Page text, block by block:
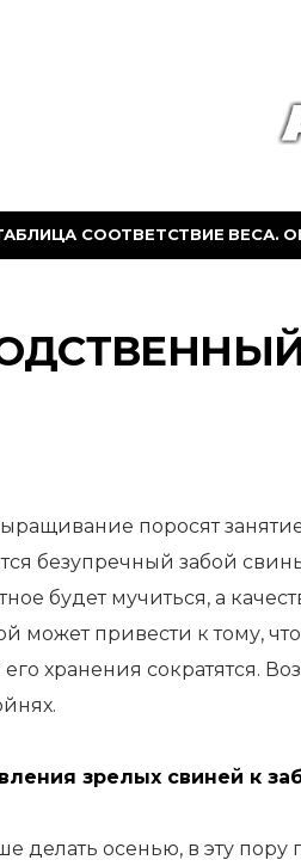
СООТВЕТСТВИЕ ВЕСА.
поросят
безупречный забой
будет мучиться, а
может привести к тому,
хранения сократятся.
зрелых свиней к
делать осенью, в эту